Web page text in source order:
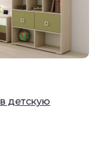
детскую